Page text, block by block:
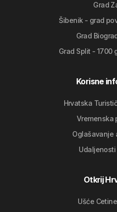
Grad
Šibenik - grad
Grad
Grad Split - 1700
Korisne
Hrvatska
Vremenska
Oglašavanje
Otkrij
Ušće